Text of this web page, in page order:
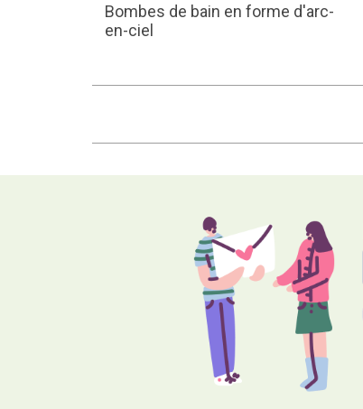
Bombes de bain en forme d'arc-
en-ciel